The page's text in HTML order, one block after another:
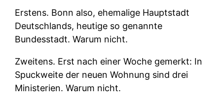
Erstens. Bonn also, ehemalige Hauptstadt
Deutschlands, heutige so genannte
Bundesstadt. Warum nicht.
Zweitens. Erst nach einer Woche gemerkt: In
Spuckweite der neuen Wohnung sind drei
Ministerien. Warum nicht.